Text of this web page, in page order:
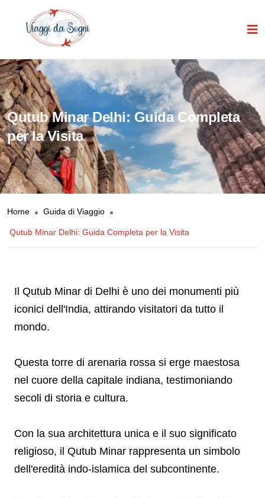
Qutub Minar Delhi: Guida Completa
per la Visita
Home Guida di Viaggio
Qutub Minar Delhi: Guida Completa per la Visita
Il Qutub Minar di Delhi è uno dei monumenti più
iconici dell'India, attirando visitatori da tutto il
mondo.
Questa torre di arenaria rossa si erge maestosa
nel cuore della capitale indiana, testimoniando
secoli di storia e cultura.
Con la sua architettura unica e il suo significato
religioso, il Qutub Minar rappresenta un simbolo
dell'eredità indo-islamica del subcontinente.